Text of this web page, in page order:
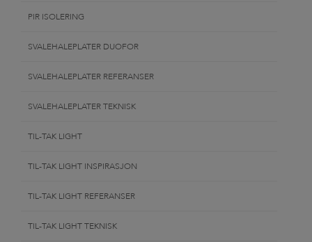
PIR ISOLERING
SVALEHALEPLATER DUOFOR
SVALEHALEPLATER REFERANSER
SVALEHALEPLATER TEKNISK
TIL-TAK LIGHT
TIL-TAK LIGHT INSPIRASJON
TIL-TAK LIGHT REFERANSER
TIL-TAK LIGHT TEKNISK